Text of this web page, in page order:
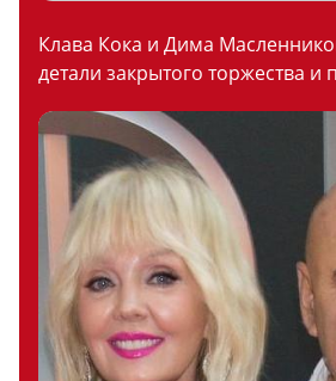
Клава Кока и Дима
детали закрытого торжества и